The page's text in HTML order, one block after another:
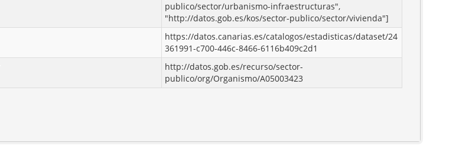
publico/sector/urbanismo-infraestructuras",
"http://datos.gob.es/kos/sector-publico/sector/vivienda"]
https://datos.canarias.es/catalogos/estadisticas/dataset/24
361991-c700-446c-8466-6116b409c2d1
http://datos.gob.es/recurso/sector-
publico/org/Organismo/A05003423